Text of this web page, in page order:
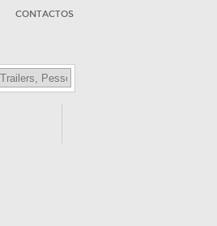
CONTACTOS